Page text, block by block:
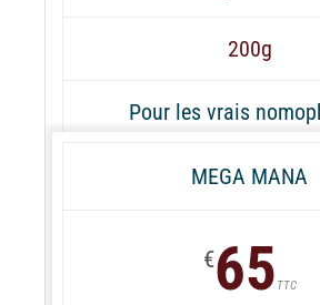
200g
Pour les vrais
MEGA MANA
€65 TTC